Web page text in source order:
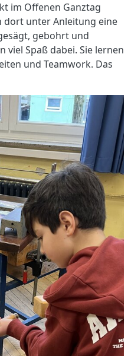
im Offenen Ganztag
dort unter Anleitung eine
gebohrt und
viel Spaß dabei. Sie lernen
und Teamwork. Das